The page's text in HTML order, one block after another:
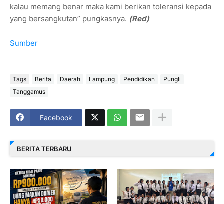
kalau memang benar maka kami berikan toleransi kepada
yang bersangkutan” pungkasnya. (Red)
Sumber
Tags Berita Daerah Lampung Pendidikan
Pungli
Tanggamus
Facebook
BERITA TERBARU